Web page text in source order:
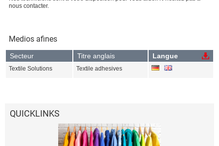
nous contacter.
Medios afines
Secteur Titre anglais Langue
Textile Solutions Textile adhesives
QUICKLINKS